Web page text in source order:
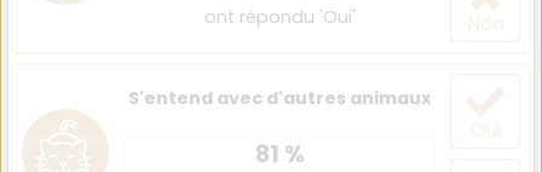
ont répondu 'Oui' Non
S'entend avec d'autres animaux
81 %
Oui